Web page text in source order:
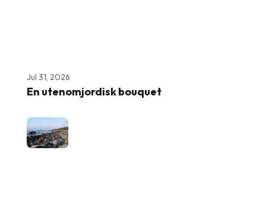
Jul 31, 2026
En utenomjordisk bouquet